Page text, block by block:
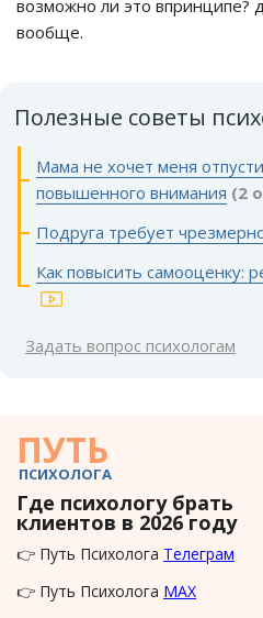
возможно ли это впринципе?
вообще.
Полезные советы
Мама не хочет меня
повышенного внимания (2
Подруга требует
Как повысить самооценку:
Задать вопрос психологам
ПУТЬ
ПСИХОЛОГА
Где психологу брать
клиентов в 2026 году
👉 Путь Психолога Телеграм
👉 Путь Психолога MAX